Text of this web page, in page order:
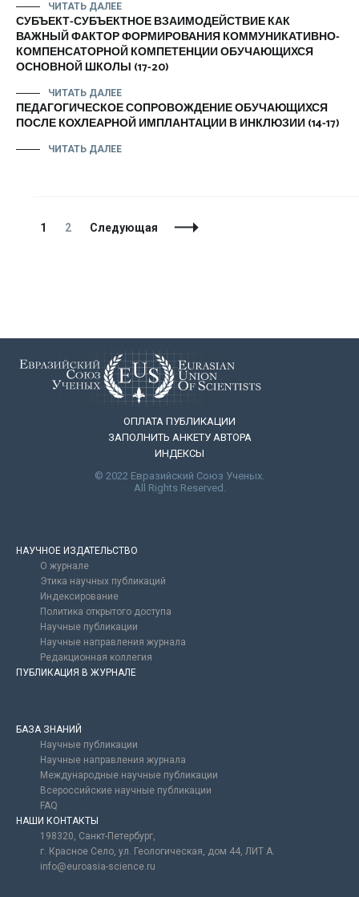
ЧИТАТЬ ДАЛЕЕ
СУБЪЕКТ-СУБЪЕКТНОЕ ВЗАИМОДЕЙСТВИЕ КАК
ВАЖНЫЙ ФАКТОР ФОРМИРОВАНИЯ КОММУНИКАТИВНО-
КОМПЕНСАТОРНОЙ КОМПЕТЕНЦИИ ОБУЧАЮЩИХСЯ
ОСНОВНОЙ ШКОЛЫ (17-20)
ЧИТАТЬ ДАЛЕЕ
ПЕДАГОГИЧЕСКОЕ СОПРОВОЖДЕНИЕ ОБУЧАЮЩИХСЯ
ПОСЛЕ КОХЛЕАРНОЙ ИМПЛАНТАЦИИ В ИНКЛЮЗИИ (14-17)
ЧИТАТЬ ДАЛЕЕ
Навигация
Страница
1 Страница
2 Следующая
ОПЛАТА ПУБЛИКАЦИИ
ЗАПОЛНИТЬ АНКЕТУ АВТОРА
ИНДЕКСЫ
© 2022 Евразийский Союз Ученых.
All Rights Reserved.
НАУЧНОЕ ИЗДАТЕЛЬСТВО
О журнале
Этика научных публикаций
Индексирование
Политика открытого доступа
Научные публикации
Научные направления журнала
Редакционная коллегия
ПУБЛИКАЦИЯ В ЖУРНАЛЕ
БАЗА ЗНАНИЙ
Научные публикации
Научные направления журнала
Международные научные публикации
Всероссийские научные публикации
FAQ
НАШИ КОНТАКТЫ
198320, Санкт-Петербург,
г. Красное Село, ул. Геологическая, дом 44, ЛИТ А.
info@euroasia-science.ru